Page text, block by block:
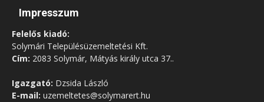
Impresszum
Felelős kiadó:
Solymári Településüzemeltetési Kft.
Cím: 2083 Solymár, Mátyás király utca 37..
Igazgató: Dzsida László
E-mail: uzemeltetes@solymarert.hu